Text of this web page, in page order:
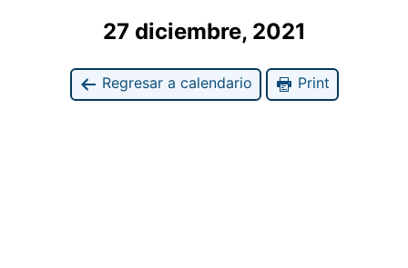
27 diciembre, 2021
Regresar a calendario Print